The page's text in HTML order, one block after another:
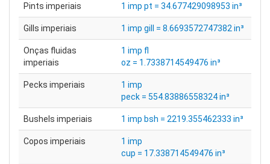
Pints imperiais 1 imp pt = 34.677429098953 in³
Gills imperiais 1 imp gill = 8.6693572747382 in³
Onças fluidas
imperiais
1 imp fl
oz = 1.7338714549476 in³
Pecks imperiais
1 imp
peck = 554.83886558324 in³
Bushels imperiais 1 imp bsh = 2219.355462333 in³
Copos imperiais
1 imp
cup = 17.338714549476 in³